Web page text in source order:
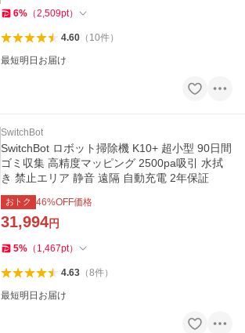
6% （2,509pt）
4.60（ 10件）
最短明日お届け
SwitchBot
SwitchBot ロボット掃除機 K10+ 超小型 90日間
ゴミ収集 高精度マッピング 2500pa吸引 水拭
き 禁止エリア 静音 遠隔 自動充電 2年保証
おトク 46%OFF価格
31,994円
5% （ 1,467pt）
4.63（8件）
最短明日お届け